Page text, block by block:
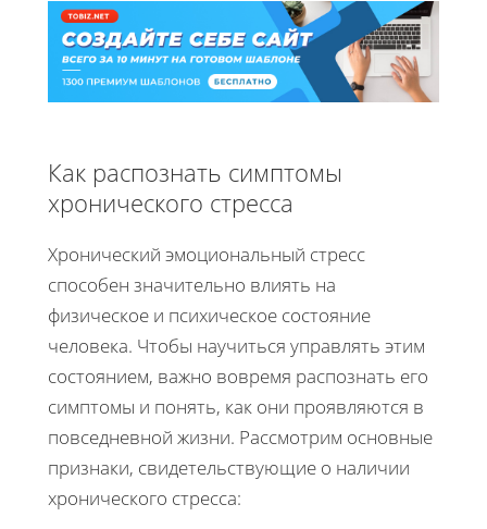
Как распознать симптомы
хронического стресса
Хронический эмоциональный стресс
способен значительно влиять на
физическое и психическое состояние
человека. Чтобы научиться управлять этим
состоянием, важно вовремя распознать его
симптомы и понять, как они проявляются в
повседневной жизни. Рассмотрим основные
признаки, свидетельствующие о наличии
хронического стресса: